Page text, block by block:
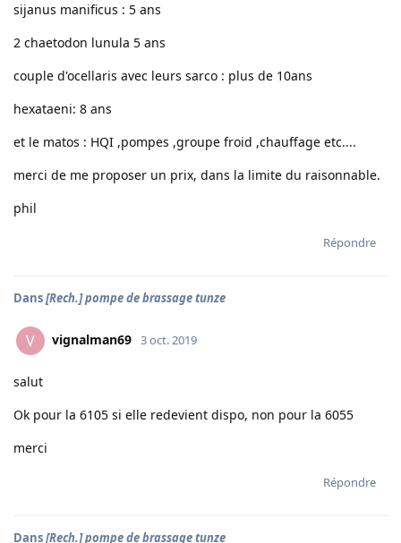
sijanus manificus : 5 ans
2 chaetodon lunula 5 ans
couple d'ocellaris avec leurs sarco : plus de 10ans
hexataeni: 8 ans
et le matos : HQI ,pompes ,groupe froid ,chauffage etc....
merci de me proposer un prix, dans la limite du raisonnable.
phil
Répondre
Dans[Rech.] pompe de brassage tunze
V vignalman69 3 oct. 2019
salut
Ok pour la 6105 si elle redevient dispo, non pour la 6055
merci
Répondre
Dans[Rech.] pompe de brassage tunze